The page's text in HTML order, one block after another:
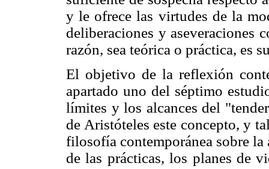
y le ofrece las virtudes de la
deliberaciones y aseveraciones
razón, sea teórica o práctica, es
El objetivo de la reflexión
apartado uno del séptimo
límites y los alcances del
de Aristóteles este concepto, y
filosofía contemporánea sobre
de las prácticas, los planes de